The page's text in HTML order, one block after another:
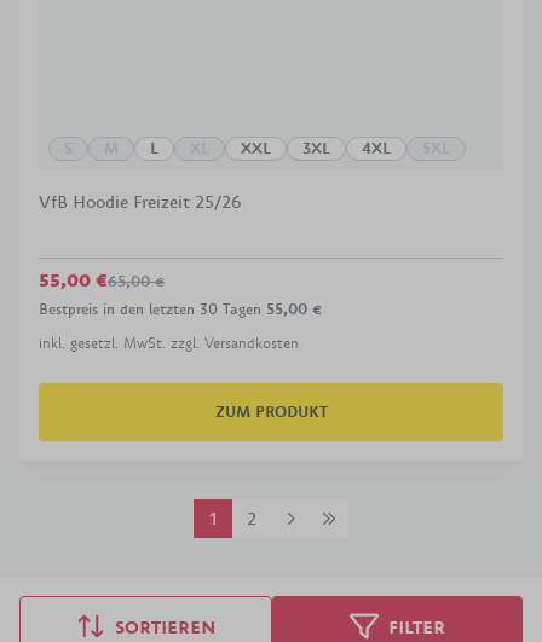
L XXL 3XL 4XL
VfB Hoodie Freizeit 25/26
55,00 €65,00 €
Bestpreis in den letzten 30 Tagen 55,00 €
inkl. gesetzl. MwSt. zzgl. Versandkosten
ZUM PRODUKT
1 2
SORTIEREN FILTER